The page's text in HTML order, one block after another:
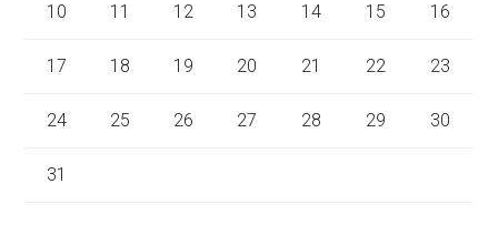
10 11 12 13 14 15 16
17 18 19 20 21 22 23
24 25 26 27 28 29 30
31